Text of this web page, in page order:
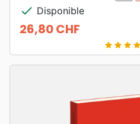
check Disponible
Prix
26,80 CHF
star star star star